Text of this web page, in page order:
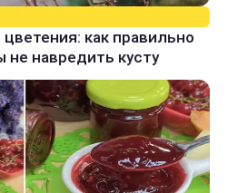
как правильно
не навредить кусту